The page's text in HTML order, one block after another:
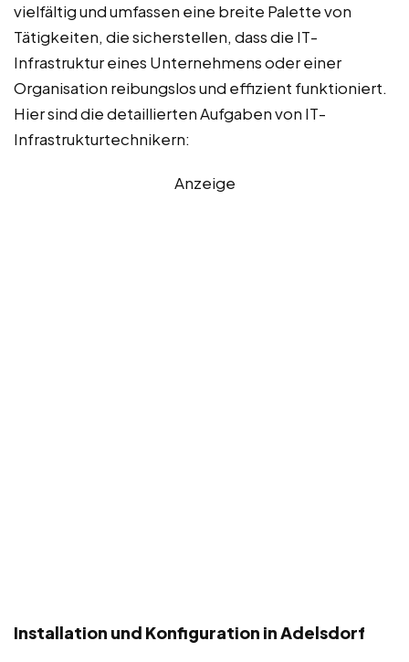
vielfältig und umfassen eine breite Palette von
Tätigkeiten, die sicherstellen, dass die IT-
Infrastruktur eines Unternehmens oder einer
Organisation reibungslos und effizient funktioniert.
Hier sind die detaillierten Aufgaben von IT-
Infrastrukturtechnikern:
Anzeige
Installation und Konfiguration in Adelsdorf